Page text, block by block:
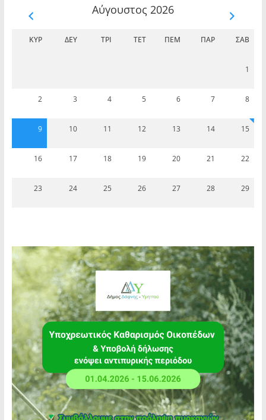
Αύγουστος 2026
ΚΥΡ ΔΕΥ ΤΡΊ ΤΕΤ ΠΈΜ ΠΑΡ ΣΆΒ
1
2 3 4 5 6 7 8
9 10 11 12 13 14 15
16 17 18 19 20 21 22
23 24 25 26 27 28 29